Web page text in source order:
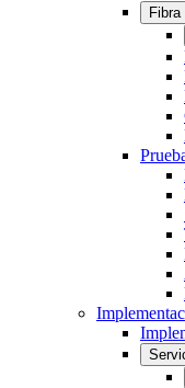
Fibra